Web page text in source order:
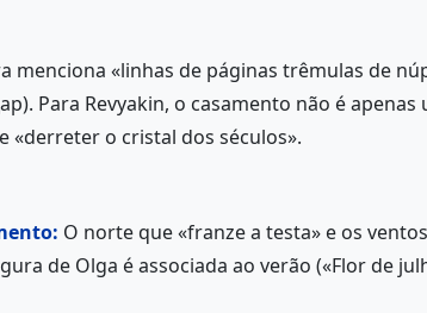
menciona «linhas de páginas trêmulas de
Para Revyakin, o casamento não é
«derreter o cristal dos séculos».
O norte que «franze a testa» e os
de Olga é associada ao verão («Flor de